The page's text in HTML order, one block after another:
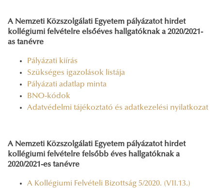
A Nemzeti Közszolgálati Egyetem pályázatot hirdet
kollégiumi felvételre elsőéves hallgatóknak a 2020/2021-
as tanévre
Pályázati kiírás
Szükséges igazolások listája
Pályázati adatlap minta
BNO-kódok
Adatvédelmi tájékoztató és adatkezelési nyilatkozat
A Nemzeti Közszolgálati Egyetem pályázatot hirdet
kollégiumi felvételre felsőbb éves hallgatóknak a
2020/2021-es tanévre
A Kollégiumi Felvételi Bizottság 5/2020. (VII.13.)